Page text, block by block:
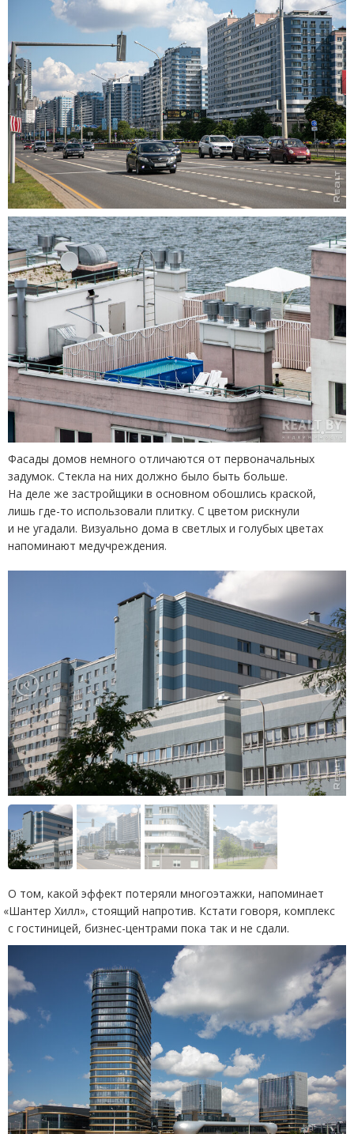
Фасады домов немного отличаются от первоначальных
задумок. Стекла на них должно было быть больше.
На деле же застройщики в основном обошлись краской,
лишь где-то использовали плитку. С цветом рискнули
и не угадали. Визуально дома в светлых и голубых цветах
напоминают медучреждения.
О том, какой эффект потеряли многоэтажки, напоминает
«Шантер Хилл», стоящий напротив. Кстати говоря, комплекс
с гостиницей, бизнес-центрами пока так и не сдали.